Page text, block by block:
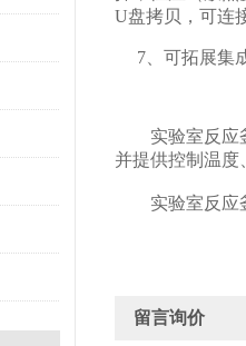
U盘拷贝，可连
7、可拓展集
实验室反应釜
并提供控制温度
实验室反应釜
留言询价